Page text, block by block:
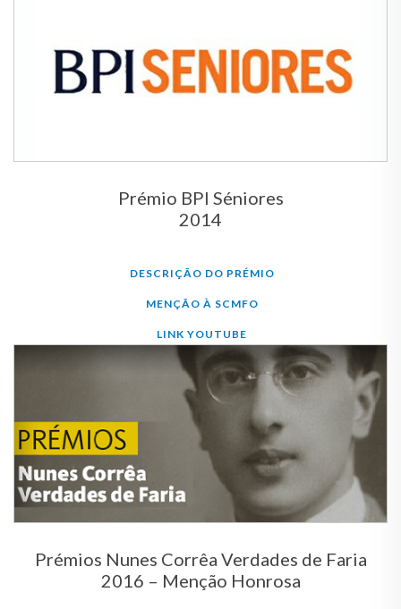
Prémio BPI Séniores
2014
DESCRIÇÃO DO PRÉMIO
MENÇÃO À SCMFO
LINK YOUTUBE
Prémios Nunes Corrêa Verdades de Faria
2016 – Menção Honrosa